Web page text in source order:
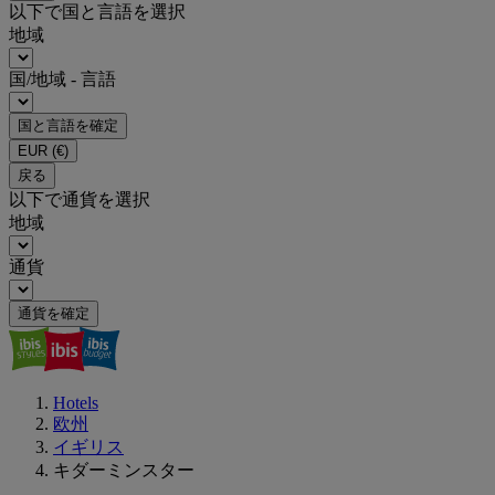
以下で国と言語を選択
地域
国/地域 - 言語
国と言語を確定
EUR (€)
戻る
以下で通貨を選択
地域
通貨
通貨を確定
Hotels
欧州
イギリス
キダーミンスター